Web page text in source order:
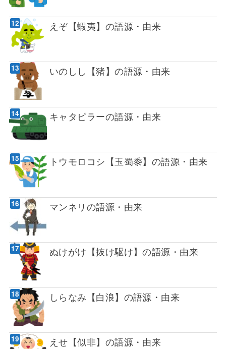
えぞ【蝦夷】の語源・由来
いのしし【猪】の語源・由来
キャタピラーの語源・由来
トウモロコシ【玉蜀黍】の語源・由来
マンネリの語源・由来
ぬけがけ【抜け駆け】の語源・由来
しらなみ【白浪】の語源・由来
えせ【似非】の語源・由来